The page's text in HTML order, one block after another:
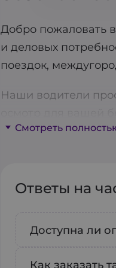
Добро пожаловать
и деловых
поездок,
Наши водители
бота, что
Для вашего
Безопасность –
Смотреть
Ответы на
Доступна ли
Да, вы
Как заказать